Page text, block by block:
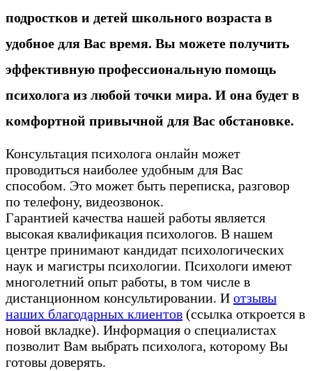
подростков и детей школьного возраста в
удобное для Вас время. Вы можете получить
эффективную профессиональную помощь
психолога из любой точки мира. И она будет в
комфортной привычной для Вас обстановке.
Консультация психолога онлайн может
проводиться наиболее удобным для Вас
способом. Это может быть переписка, разговор
по телефону, видеозвонок.
Гарантией качества нашей работы является
высокая квалификация психологов. В нашем
центре принимают кандидат психологических
наук и магистры психологии. Психологи имеют
многолетний опыт работы, в том числе в
дистанционном консультировании. И отзывы
наших благодарных клиентов (ссылка откроется в
новой вкладке). Информация о специалистах
позволит Вам выбрать психолога, которому Вы
готовы доверять.